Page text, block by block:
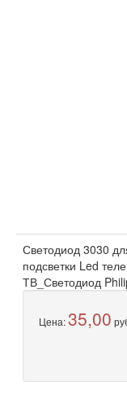
Светодиод 3030
подсветки Led
ТВ_Светодиод
Цена:35,00